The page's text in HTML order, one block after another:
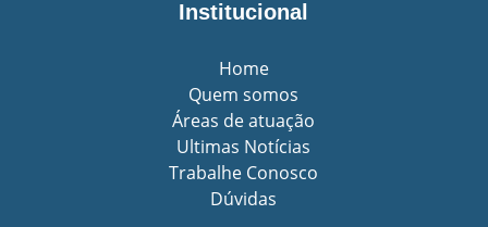
Institucional
Home
Quem somos
Áreas de atuação
Ultimas Notícias
Trabalhe Conosco
Dúvidas